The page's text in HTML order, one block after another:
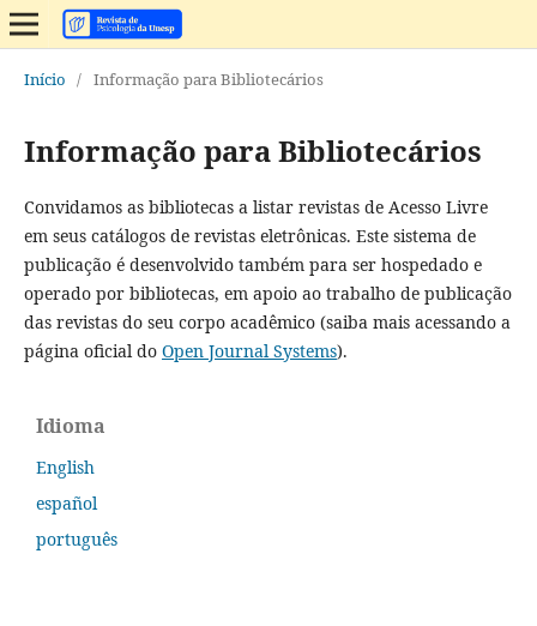
Início / Informação para Bibliotecários
Informação para Bibliotecários
Convidamos as bibliotecas a listar revistas de Acesso Livre
em seus catálogos de revistas eletrônicas. Este sistema de
publicação é desenvolvido também para ser hospedado e
operado por bibliotecas, em apoio ao trabalho de publicação
das revistas do seu corpo acadêmico (saiba mais acessando a
página oficial do Open Journal Systems).
Idioma
English
español
português